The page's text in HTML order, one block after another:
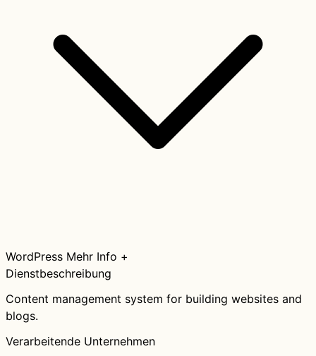
WordPress Mehr Info +
Dienstbeschreibung
Content management system for building websites and
blogs.
Verarbeitende Unternehmen